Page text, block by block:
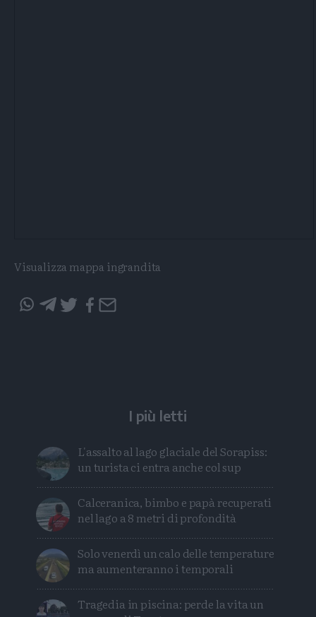
Visualizza mappa ingrandita
I più letti
L'assalto al lago glaciale del Sorapiss:
un turista ci entra anche col sup
Calceranica, bimbo e papà recuperati
nel lago a 8 metri di profondità
Solo venerdì un calo delle temperature
ma aumenteranno i temporali
Tragedia in piscina: perde la vita un